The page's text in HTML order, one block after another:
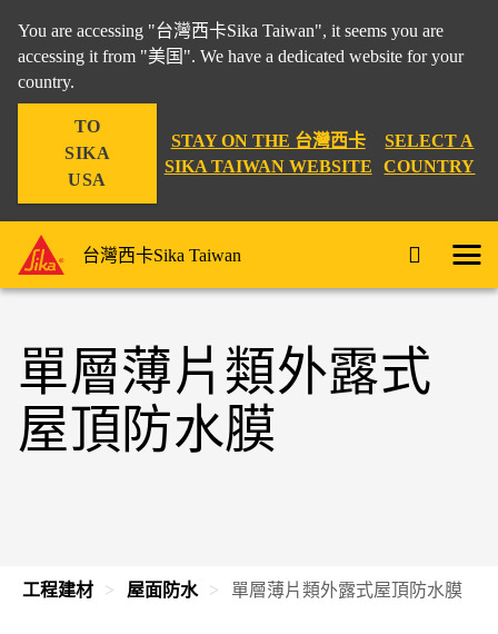
You are accessing "台灣西卡Sika Taiwan", it seems you are
accessing it from "美国". We have a dedicated website for your
country.
TO
SIKA
USA
STAY ON THE 台灣西卡
SIKA TAIWAN WEBSITE
SELECT A
COUNTRY
台灣西卡Sika Taiwan
單層薄片類外露式
屋頂防水膜
工程建材 屋面防水 單層薄片類外露式屋頂防水膜